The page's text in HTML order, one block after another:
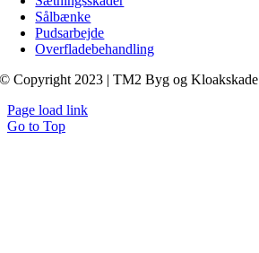
Sålbænke
Pudsarbejde
Overfladebehandling
© Copyright 2023 | TM2 Byg og Kloakskade
Page load link
Go to Top